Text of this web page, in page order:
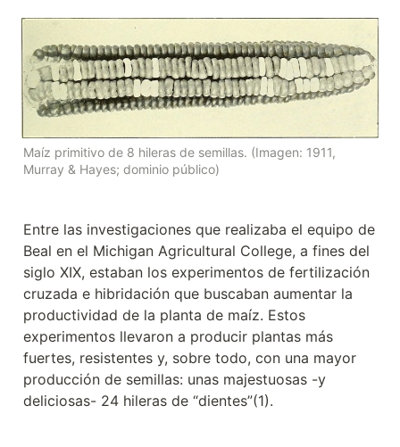
Maíz primitivo de 8 hileras de semillas. (Imagen: 1911,
Murray & Hayes; dominio público)
Entre las investigaciones que realizaba el equipo de
Beal en el Michigan Agricultural College, a fines del
siglo XIX, estaban los experimentos de fertilización
cruzada e hibridación que buscaban aumentar la
productividad de la planta de maíz. Estos
experimentos llevaron a producir plantas más
fuertes, resistentes y, sobre todo, con una mayor
producción de semillas: unas majestuosas -y
deliciosas- 24 hileras de “dientes”(1).